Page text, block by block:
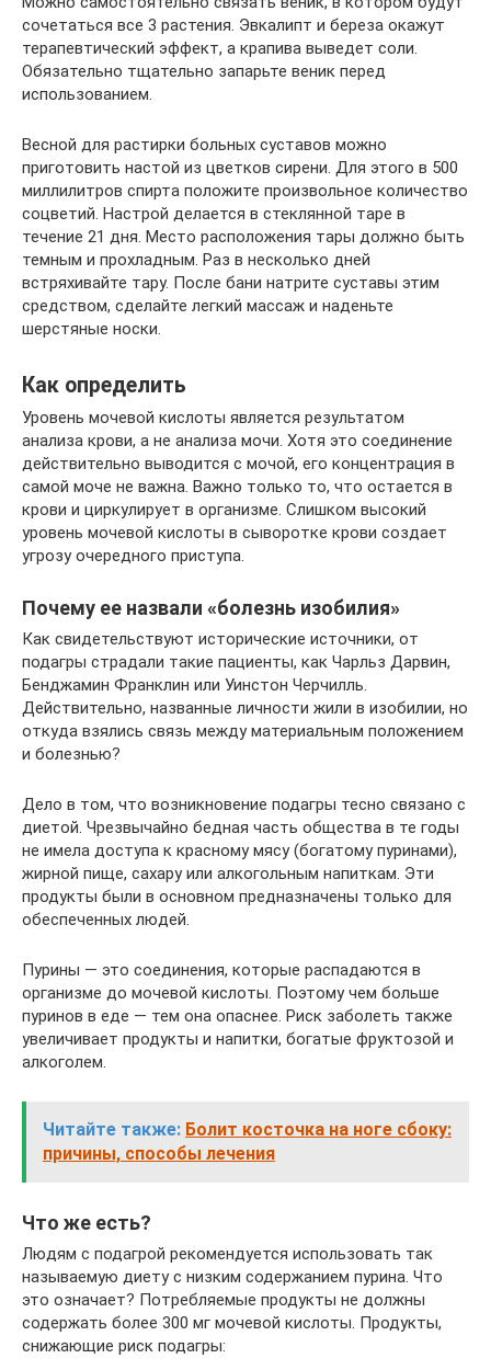
сочетаться все 3 растения. Эвкалипт и береза окажут
терапевтический эффект, а крапива выведет соли.
Обязательно тщательно запарьте веник перед
использованием.
Весной для растирки больных суставов можно
приготовить настой из цветков сирени. Для этого в 500
миллилитров спирта положите произвольное количество
соцветий. Настрой делается в стеклянной таре в
течение 21 дня. Место расположения тары должно быть
темным и прохладным. Раз в несколько дней
встряхивайте тару. После бани натрите суставы этим
средством, сделайте легкий массаж и наденьте
шерстяные носки.
Как определить
Уровень мочевой кислоты является результатом
анализа крови, а не анализа мочи. Хотя это соединение
действительно выводится с мочой, его концентрация в
самой моче не важна. Важно только то, что остается в
крови и циркулирует в организме. Слишком высокий
уровень мочевой кислоты в сыворотке крови создает
угрозу очередного приступа.
Почему ее назвали «болезнь изобилия»
Как свидетельствуют исторические источники, от
подагры страдали такие пациенты, как Чарльз Дарвин,
Бенджамин Франклин или Уинстон Черчилль.
Действительно, названные личности жили в изобилии, но
откуда взялись связь между материальным положением
и болезнью?
Дело в том, что возникновение подагры тесно связано с
диетой. Чрезвычайно бедная часть общества в те годы
не имела доступа к красному мясу (богатому пуринами),
жирной пище, сахару или алкогольным напиткам. Эти
продукты были в основном предназначены только для
обеспеченных людей.
Пурины — это соединения, которые распадаются в
организме до мочевой кислоты. Поэтому чем больше
пуринов в еде — тем она опаснее. Риск заболеть также
увеличивает продукты и напитки, богатые фруктозой и
алкоголем.
Читайте также: Болит косточка на ноге сбоку:
причины, способы лечения
Что же есть?
Людям с подагрой рекомендуется использовать так
называемую диету с низким содержанием пурина. Что
это означает? Потребляемые продукты не должны
содержать более 300 мг мочевой кислоты. Продукты,
снижающие риск подагры: